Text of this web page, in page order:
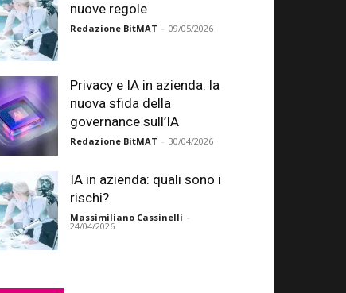
nuove regole
Redazione BitMAT - 09/05/2026
Privacy e IA in azienda: la
nuova sfida della
governance sull’IA
Redazione BitMAT - 30/04/2026
IA in azienda: quali sono i
rischi?
Massimiliano Cassinelli -
24/04/2026